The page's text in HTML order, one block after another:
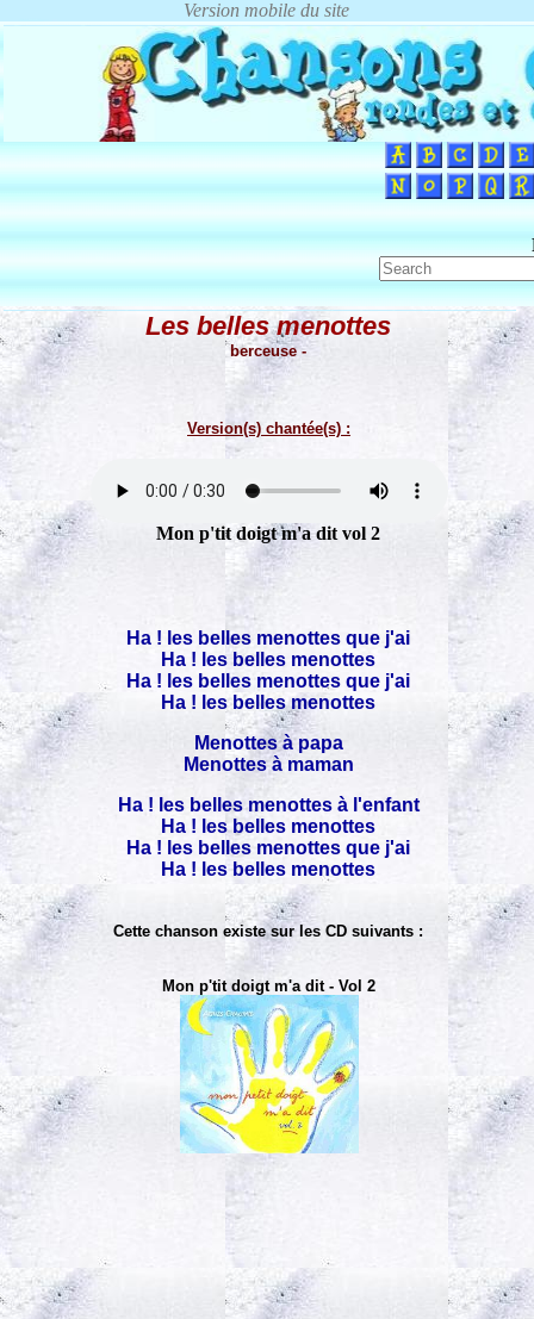
Les belles menottes
berceuse -
Version(s) chantée(s) :
Mon p'tit doigt m'a dit vol 2
Ha ! les belles menottes que j'ai
Ha ! les belles menottes
Ha ! les belles menottes que j'ai
Ha ! les belles menottes
Menottes à papa
Menottes à maman
Ha ! les belles menottes à l'enfant
Ha ! les belles menottes
Ha ! les belles menottes que j'ai
Ha ! les belles menottes
Cette chanson existe sur les CD suivants :
Mon p'tit doigt m'a dit - Vol 2